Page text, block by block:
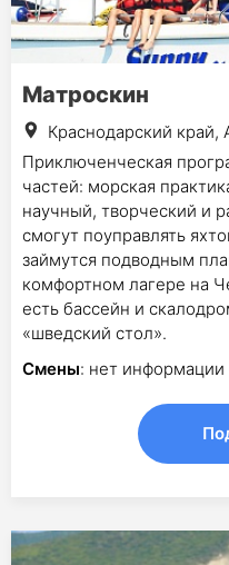
Матроскин
Краснодарский край,
Приключенческая
частей: морская
научный, творческий и
смогут поуправлять
займутся подводным
комфортном лагере на
есть бассейн и
«шведский стол».
Смены: нет